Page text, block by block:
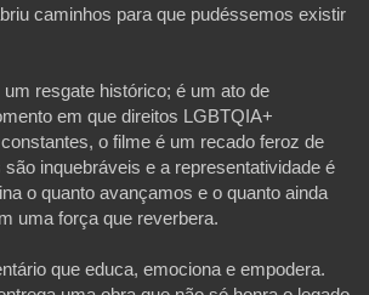
caminhos para que pudéssemos existir
um resgate histórico; é um ato de
em que direitos LGBTQIA+
o filme é um recado feroz de
inquebráveis e a representatividade é
o quanto avançamos e o quanto ainda
uma força que reverbera.
que educa, emociona e empodera.